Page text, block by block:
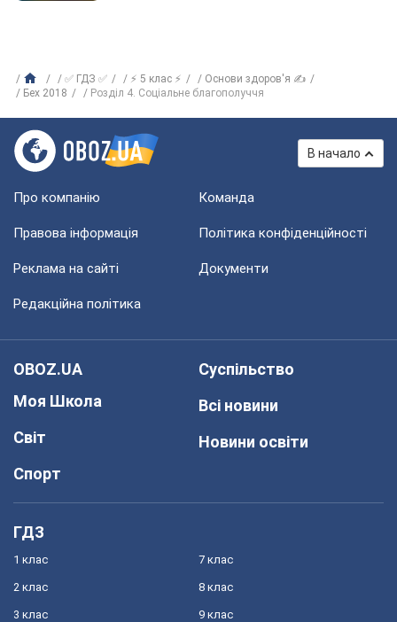
✅ ГДЗ ✅ ⚡ 5 клас ⚡
Основи здоров'я ✍
Бех 2018
Розділ 4. Соціальне благополуччя
В начало
Про компанію Команда
Правова інформація Політика конфіденційності
Реклама на сайті Документи
Редакційна політика
OBOZ.UA
Моя Школа
Світ
Спорт
Суспільство
Всі новини
Новини освіти
ГДЗ
1 клас
2 клас
3 клас
7 клас
8 клас
9 клас